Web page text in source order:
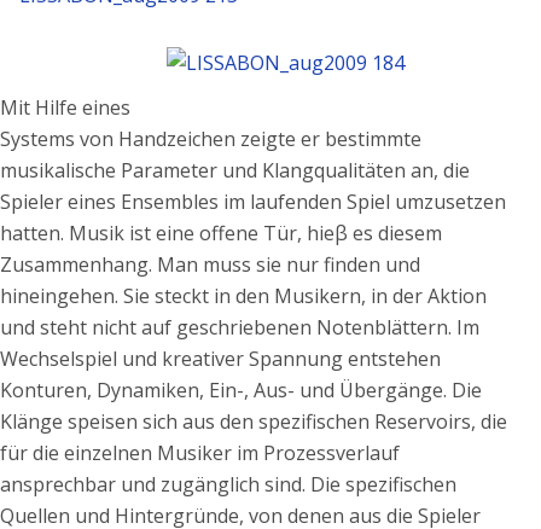
Mit Hilfe eines
Systems von Handzeichen zeigte er bestimmte
musikalische Parameter und Klangqualitäten an, die
Spieler eines Ensembles im laufenden Spiel umzusetzen
hatten. Musik ist eine offene Tür, hieβ es diesem
Zusammenhang. Man muss sie nur finden und
hineingehen. Sie steckt in den Musikern, in der Aktion
und steht nicht auf geschriebenen Notenblättern. Im
Wechselspiel und kreativer Spannung entstehen
Konturen, Dynamiken, Ein-, Aus- und Übergänge. Die
Klänge speisen sich aus den spezifischen Reservoirs, die
für die einzelnen Musiker im Prozessverlauf
ansprechbar und zugänglich sind. Die spezifischen
Quellen und Hintergründe, von denen aus die Spieler